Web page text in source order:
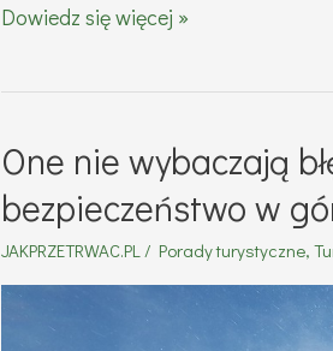
Co
jest
Objawy,
zapobieganie
i
pierwsza
pomoc
Dowiedz się więcej »
One nie wybaczają
bezpieczeństwo w
JAKPRZETRWAC.PL/ Porady turystyczne,